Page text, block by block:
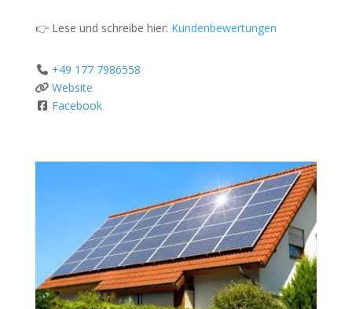
👉 Lese und schreibe hier: Kundenbewertungen
+49 177 7986558
Website
Facebook